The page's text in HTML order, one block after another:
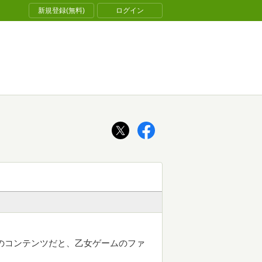
新規登録(無料) ログイン
ンテンツだと、乙女ゲームのファ